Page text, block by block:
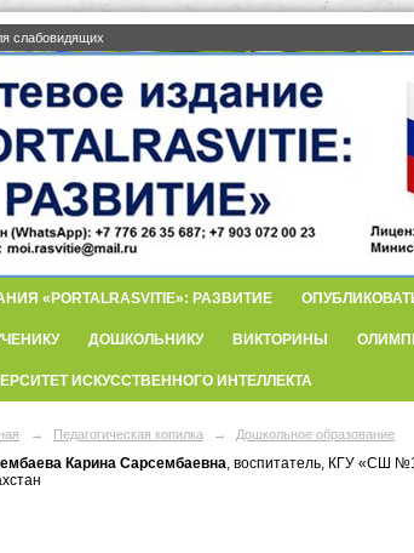
слабовидящих
«PORTALRASVITIE»: РАЗВИТИЕ
ДОШКОЛЬНИКУ ВИКТОРИНЫ
ИСКУССТВЕННОГО ИНТЕЛЛЕКТА
→ Педагогическая копилка → Дошкольное образование
Карина Сарсембаевна, воспитатель, КГУ «СШ